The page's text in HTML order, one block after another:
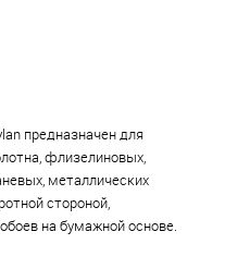
предназначен для
флизелиновых,
металлических
стороной,
на бумажной основе.